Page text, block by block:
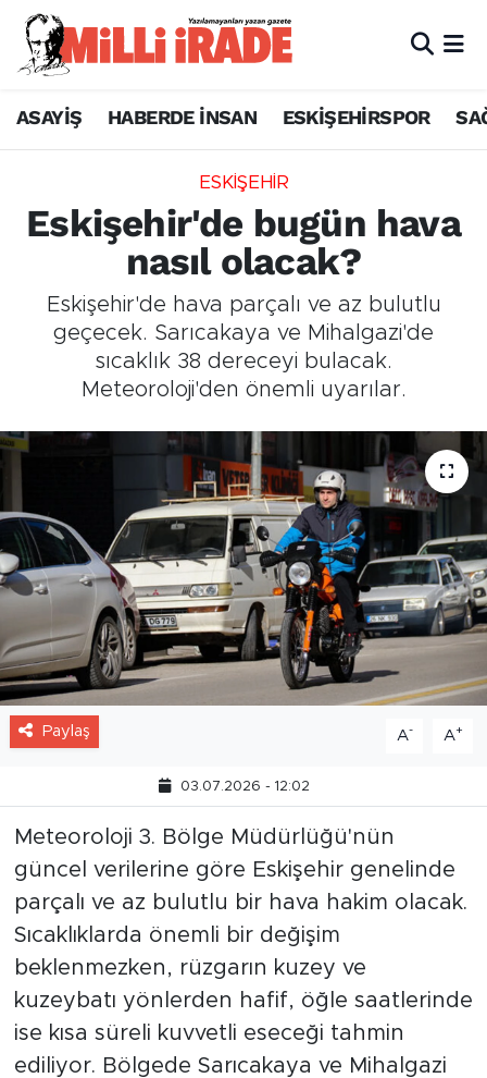
ASAYİŞ HABERDE İNSAN ESKİŞEHİRSPOR
ESKİŞEHİR
Eskişehir'de bugün hava
nasıl olacak?
Eskişehir'de hava parçalı ve az bulutlu
geçecek. Sarıcakaya ve Mihalgazi'de
sıcaklık 38 dereceyi bulacak.
Meteoroloji'den önemli uyarılar.
Paylaş A- A+
03.07.2026 - 12:02
Meteoroloji 3. Bölge Müdürlüğü'nün
güncel verilerine göre Eskişehir genelinde
parçalı ve az bulutlu bir hava hakim olacak.
Sıcaklıklarda önemli bir değişim
beklenmezken, rüzgarın kuzey ve
kuzeybatı yönlerden hafif, öğle saatlerinde
ise kısa süreli kuvvetli eseceği tahmin
ediliyor. Bölgede Sarıcakaya ve Mihalgazi